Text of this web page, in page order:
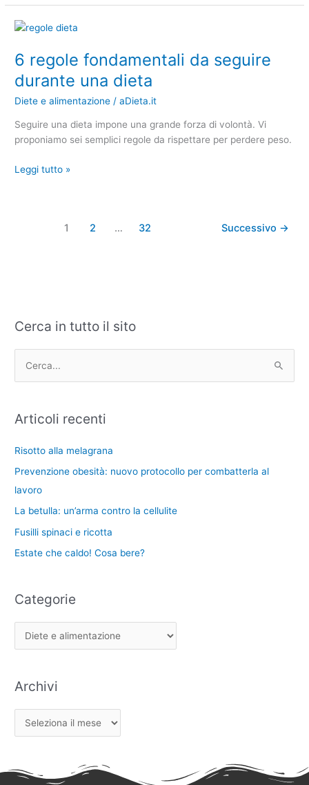
6 regole fondamentali da seguire
durante una dieta
Diete e alimentazione /aDieta.it
Seguire una dieta impone una grande forza di volontà. Vi
proponiamo sei semplici regole da rispettare per perdere peso.
6
fondamentali
da
seguire
durante
dieta
Leggi tutto »
1 2 … 32 Successivo →
Cerca in tutto il sito
c
Articoli recenti
Risotto alla melagrana
Prevenzione obesità: nuovo protocollo per combatterla al
lavoro
La betulla: un’arma contro la cellulite
Fusilli spinaci e ricotta
Estate che caldo! Cosa bere?
Categorie
C
e
o
i
e
Archivi
A
h
v